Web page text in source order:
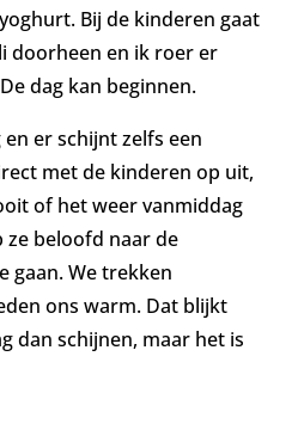
Bij de kinderen gaat
doorheen en ik roer er
dag kan beginnen.
er schijnt zelfs een
met de kinderen op uit,
of het weer vanmiddag
ze beloofd naar de
gaan. We trekken
ons warm. Dat blijkt
dan schijnen, maar het is